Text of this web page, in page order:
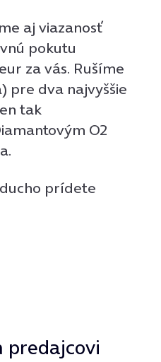
aj viazanosť
pokutu
za vás. Rušíme
pre dva najvyššie
tak
O2
prídete
predajcovi